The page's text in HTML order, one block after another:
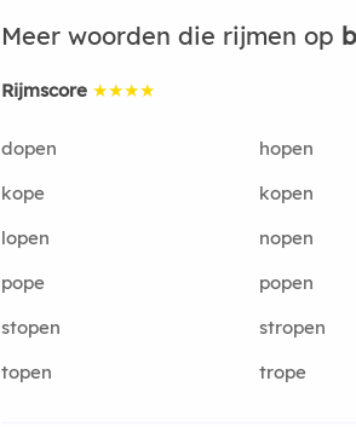
Meer woorden die rijmen op
Rijmscore ★★★★
dopen hopen
kope
kopen
lopen
nopen
pope
popen
stopen
stropen
topen
trope